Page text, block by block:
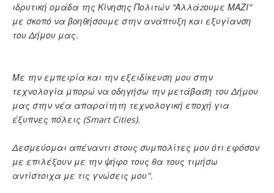
ιδρυτική ομάδα της Κίνησης Πολιτών “Αλλάzουμε ΜΑΖΙ”
με σκοπό να βοηθήσουμε στην ανάπτυξη και εξυγίανση
του Δήμου μας.
Με την εμπειρία και την εξειδίκευση μου στην
τεχνολογία μπορώ να οδηγήσω την μετάβαση του Δήμου
μας στην νέα απαραίτητη τεχνολογική εποχή για
έξυπνες πόλεις (Smart Cities).
Δεσμεύομαι απέναντι στους συμπολίτες μου ότι εφόσον
με επιλέξουν με την ψήφο τους θα τους τιμήσω
αντίστοιχα με τις γνώσεις μου".